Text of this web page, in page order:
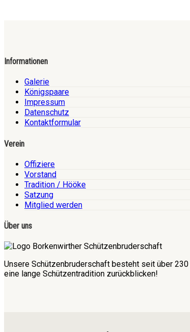
Informationen
Galerie
Königspaare
Impressum
Datenschutz
Kontaktformular
Verein
Offiziere
Vorstand
Tradition / Hööke
Satzung
Mitglied werden
Über uns
Unsere Schützenbruderschaft besteht seit über
eine lange Schützentradition zurückblicken!